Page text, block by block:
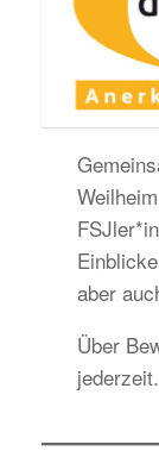
aber
Über
jederzeit.